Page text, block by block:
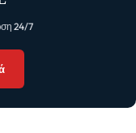
24/7